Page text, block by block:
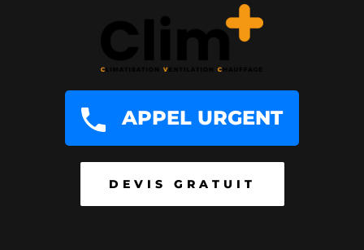
APPEL URGENT
DEVIS GRATUIT